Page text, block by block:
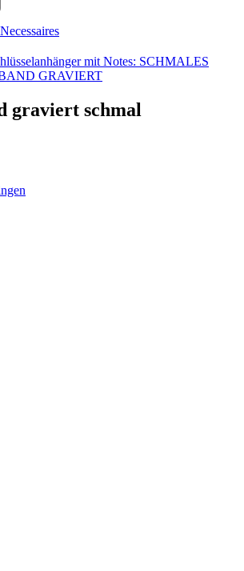
mit Notes: SCHMALES
GRAVIERT
graviert schmal